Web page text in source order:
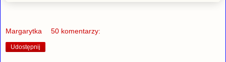
Margarytka 50 komentarzy:
Udostępnij